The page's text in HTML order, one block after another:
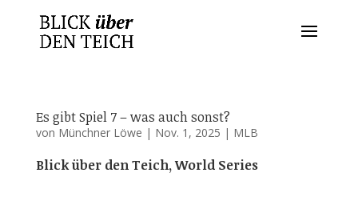
Es gibt Spiel 7 – was auch sonst?
von Münchner Löwe | Nov. 1, 2025 | MLB
Blick über den Teich, World Series